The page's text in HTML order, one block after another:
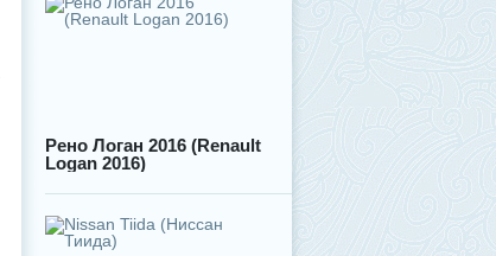
Рено Логан 2016 (Renault
Logan 2016)